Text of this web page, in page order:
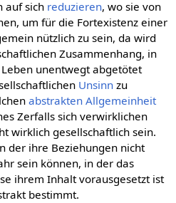
auf sich reduzieren, wo sie von
um für die Fortexistenz einer
nützlich zu sein, da wird
Zusammenhang, in
unentwegt abgetötet
Unsinnzu
abstrakten Allgemeinheit
Zerfalls sich verwirklichen
wirklich gesellschaftlich sein.
der ihre Beziehungen nicht
sein können, in der das
ihrem Inhalt vorausgesetzt ist
bestimmt.